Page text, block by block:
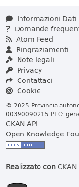
Informazioni Dati
Domande
Atom Feed
Ringraziamenti
Note legali
Privacy
Contattaci
Cookie
© 2025 Provincia
00390090215 PEC:
CKAN API
Open Knowledge
Realizzato conCKAN